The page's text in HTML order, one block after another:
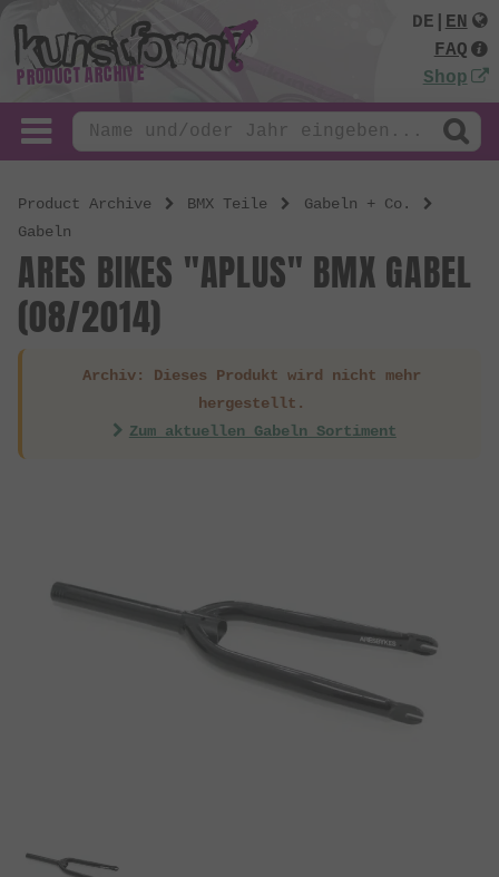
PRODUCT ARCHIVE
DE
EN
FAQ
Shop
Product Archive BMX Teile
Gabeln + Co.
Gabeln
ARES BIKES "APLUS" BMX GABEL
(08/2014)
Archiv: Dieses Produkt wird nicht mehr
hergestellt.
Zum aktuellen Gabeln Sortiment